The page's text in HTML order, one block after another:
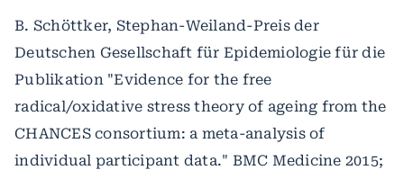
B. Schöttker, Stephan-Weiland-Preis der
Deutschen Gesellschaft für Epidemiologie für die
Publikation "Evidence for the free
radical/oxidative stress theory of ageing from the
CHANCES consortium: a meta-analysis of
individual participant data." BMC Medicine 2015;